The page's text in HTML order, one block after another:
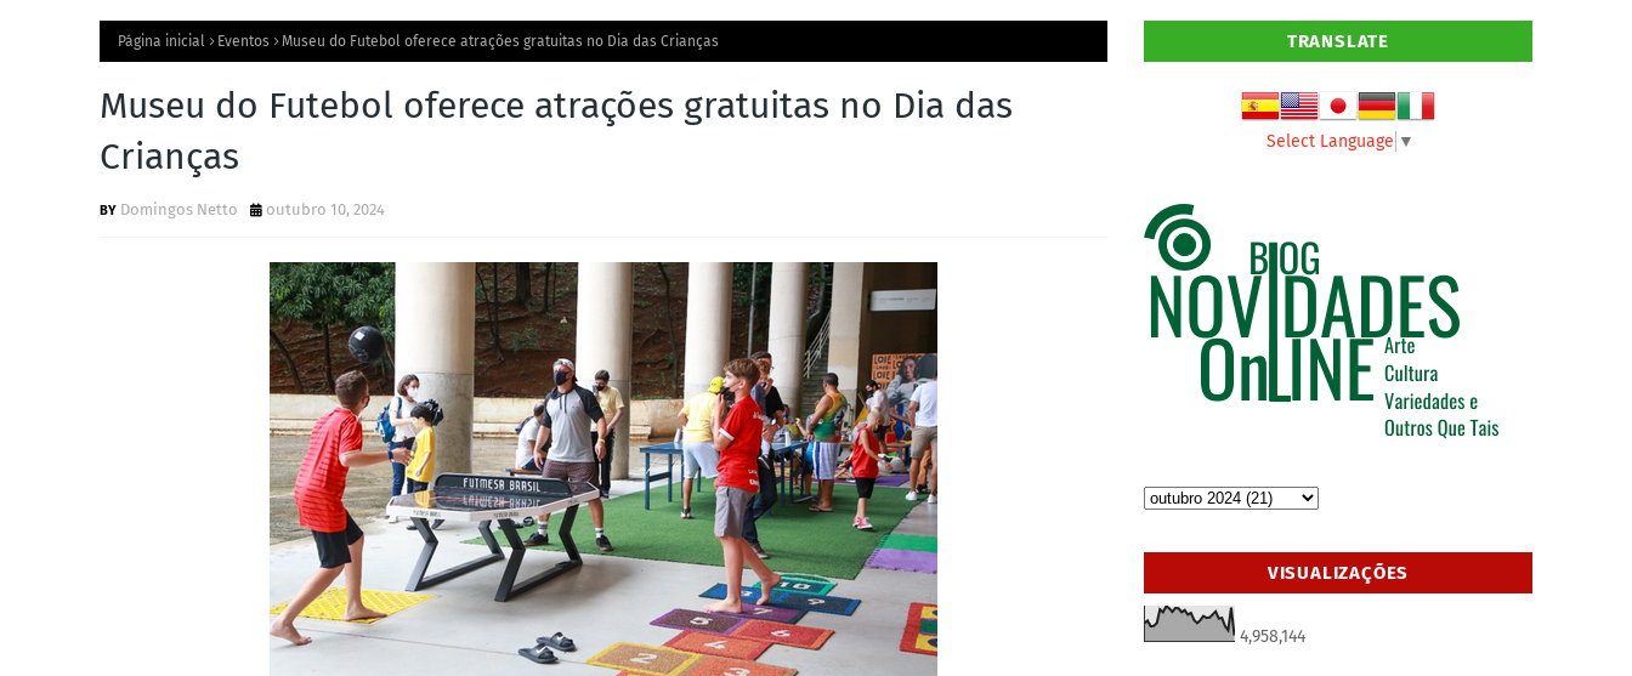
Página inicial Eventos Museu do Futebol oferece atrações gratuitas no Dia das Crianças
Museu do Futebol oferece atrações gratuitas no Dia das
Crianças
Domingos Netto outubro 10, 2024
TRANSLATE
Select Language ▼
VISUALIZAÇÕES
4,958,144